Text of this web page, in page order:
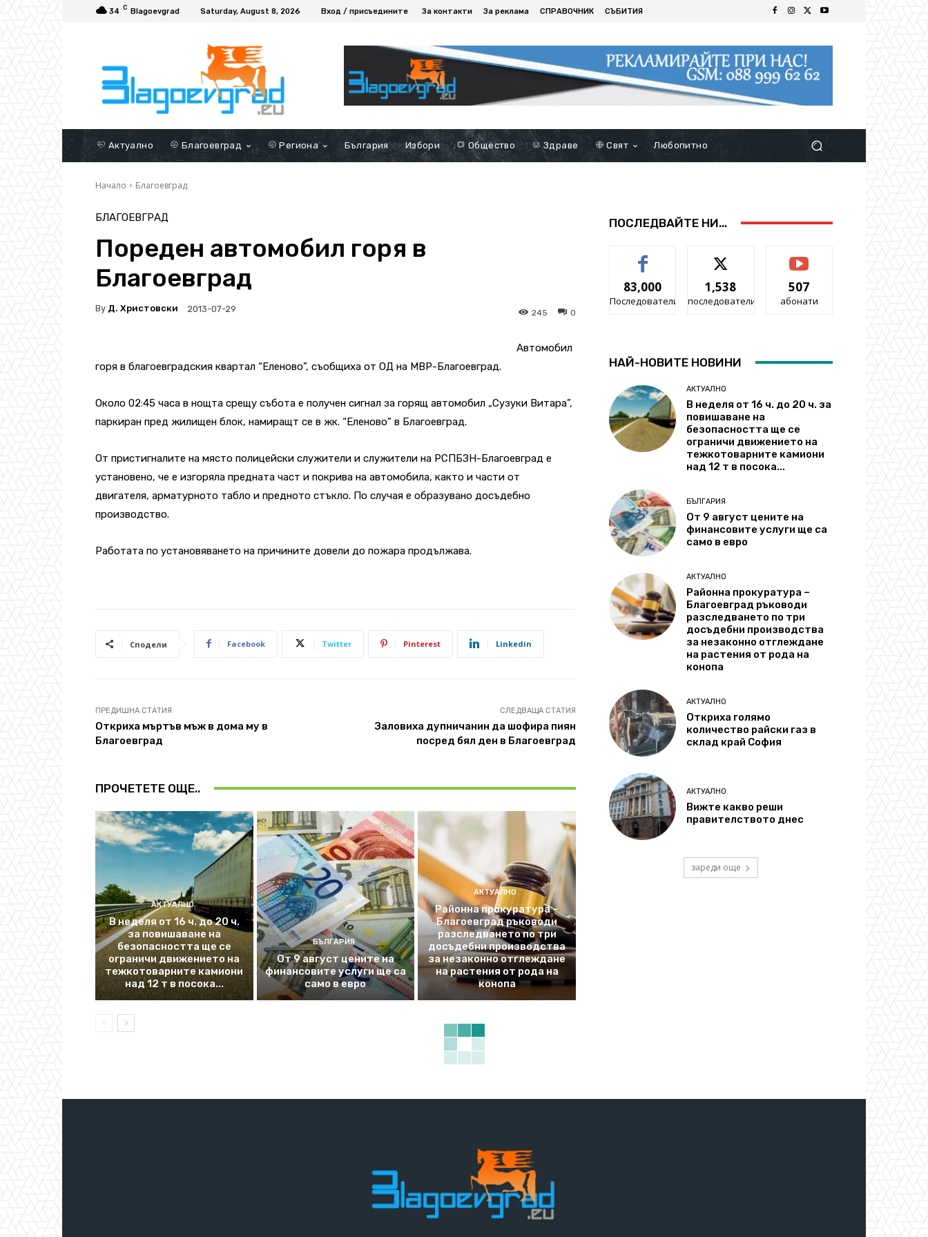
34 C Blagoevgrad Saturday, August 8, 2026 Вход / присъедините За контакти За реклама СПРАВОЧНИК СЪБИТИЯ
Актуално Благоевград Региона България Избори Общество Здраве Свят Любопитно
Начало Благоевград
БЛАГОЕВГРАД
Пореден автомобил горя в
Благоевград
By Д. Христовски 2013-07-29 0
245
Автомобил
горя в благоевградския квартал “Еленово”, съобщиха от ОД на МВР-Благоевград.
Около 02:45 часа в нощта срещу събота е получен сигнал за горящ автомобил „Сузуки Витара”,
паркиран пред жилищен блок, намиращт се в жк. “Еленово” в Благоевград.
От пристигналите на място полицейски служители и служители на РСПБЗН-Благоевград е
установено, че е изгоряла предната част и покрива на автомобила, както и части от
двигателя, арматурното табло и предното стъкло. По случая е образувано досъдебно
производство.
Работата по установяването на причините довели до пожара продължава.
Сподели Facebook Twitter Pinterest Linkedin
ПРЕДИШНА СТАТИЯ
Откриха мъртъв мъж в дома му в
Благоевград
СЛЕДВАЩА СТАТИЯ
Заловиха дупничанин да шофира пиян
посред бял ден в Благоевград
ПРОЧЕТЕТЕ ОЩЕ..
АКТУАЛНО
В неделя от 16 ч. до 20 ч.
за повишаване на
безопасността ще се
ограничи движението на
тежкотоварните камиони
над 12 т в посока...
БЪЛГАРИЯ
От 9 август цените на
финансовите услуги ще са
само в евро
АКТУАЛНО
Районна прокуратура –
Благоевград ръководи
разследването по три
досъдебни производства
за незаконно отглеждане
на растения от рода на
конопа
ПОСЛЕДВАЙТЕ НИ...
83,000
Последователи
1,538
последователи
507
абонати
НАЙ-НОВИТЕ НОВИНИ
АКТУАЛНО
В неделя от 16 ч. до 20 ч. за
повишаване на
безопасността ще се
ограничи движението на
тежкотоварните камиони
над 12 т в посока...
БЪЛГАРИЯ
От 9 август цените на
финансовите услуги ще са
само в евро
АКТУАЛНО
Районна прокуратура –
Благоевград ръководи
разследването по три
досъдебни производства
за незаконно отглеждане
на растения от рода на
конопа
АКТУАЛНО
Откриха голямо
количество райски газ в
склад край София
АКТУАЛНО
Вижте какво реши
правителството днес
зареди още